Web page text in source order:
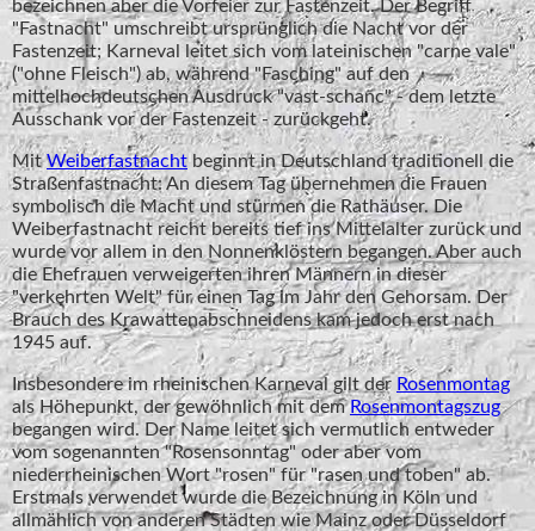
bezeichnen aber die Vorfeier zur Fastenzeit. Der Begriff
"Fastnacht" umschreibt ursprünglich die Nacht vor der
Fastenzeit; Karneval leitet sich vom lateinischen "carne vale"
("ohne Fleisch") ab, während "Fasching" auf den
mittelhochdeutschen Ausdruck "vast-schanc" - dem letzte
Ausschank vor der Fastenzeit - zurückgeht.
MitWeiberfastnachtbeginnt in Deutschland traditionell die
Straßenfastnacht: An diesem Tag übernehmen die Frauen
symbolisch die Macht und stürmen die Rathäuser. Die
Weiberfastnacht reicht bereits tief ins Mittelalter zurück und
wurde vor allem in den Nonnenklöstern begangen. Aber auch
die Ehefrauen verweigerten ihren Männern in dieser
"verkehrten Welt" für einen Tag im Jahr den Gehorsam. Der
Brauch des Krawattenabschneidens kam jedoch erst nach
1945 auf.
Insbesondere im rheinischen Karneval gilt der Rosenmontag
als Höhepunkt, der gewöhnlich mit demRosenmontagszug
begangen wird. Der Name leitet sich vermutlich entweder
vom sogenannten "Rosensonntag" oder aber vom
niederrheinischen Wort "rosen" für "rasen und toben" ab.
Erstmals verwendet wurde die Bezeichnung in Köln und
allmählich von anderen Städten wie Mainz oder Düsseldorf